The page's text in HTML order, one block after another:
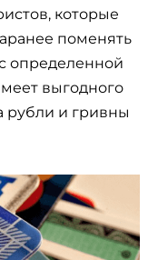
которые
поменять
определенной
выгодного
рубли и гривны